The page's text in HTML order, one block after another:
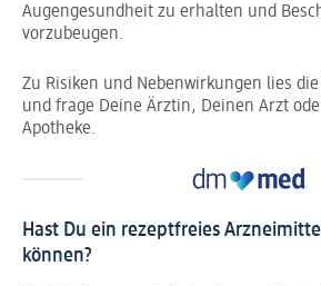
Augengesundheit zu erhalten und
vorzubeugen.
Zu Risiken und Nebenwirkungen lies
und frage Deine Ärztin, Deinen Arzt
Apotheke.
Hast Du ein rezeptfreies
können?